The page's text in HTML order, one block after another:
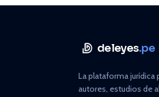
deleyes.pe
La plataforma jurídica
autores, estudios de